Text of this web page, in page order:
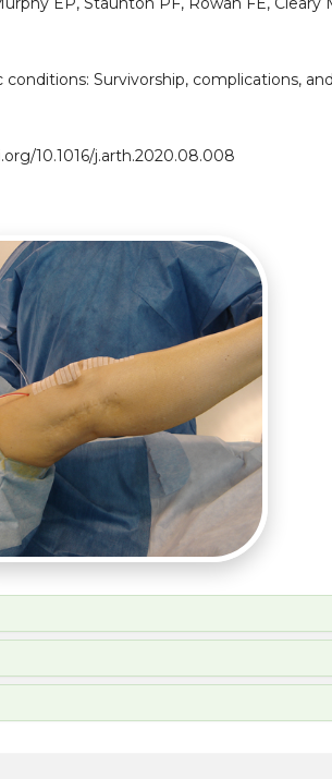
Survivorship, complications,
10.1016/j.arth.2020.08.008